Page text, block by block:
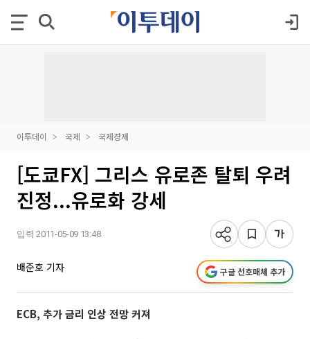
이투데이 국제 국제경제
[도쿄FX] 그리스 유로존 탈퇴 우려
진정...유로화 강세
입력 2011-05-09 13:48
배준호 기자 구글 선호매체 추가
ECB, 추가 금리 인상 전망 커져